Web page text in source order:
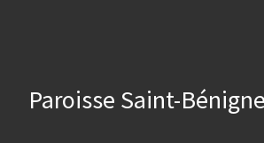
Paroisse Saint-Bénigne